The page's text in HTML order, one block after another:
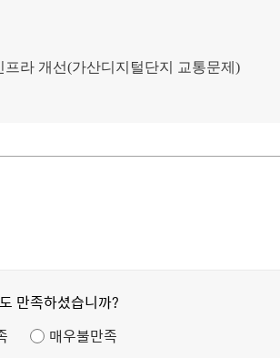
프라 개선(가산디지털단지 교통문제 )
만족하셨습니까?
매우불만족